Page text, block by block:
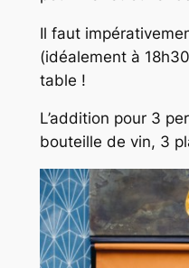
Il faut
(idéalement à
table !
L’addition pour 3
bouteille de vin, 3